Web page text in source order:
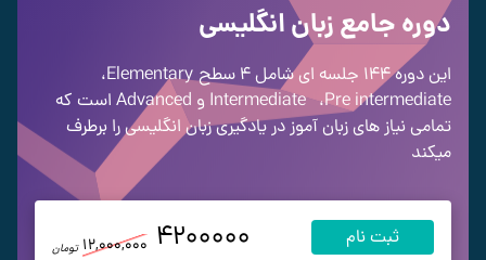
دوره جامع زبان انگلیسی
این دوره 144 جلسه ای شامل 4 سطح Elementary،
Pre intermediate، Intermediate و Advanced
است که
تمامی نیاز های زبان آموز در یادگیری زبان انگلیسی را برطرف
میکند
ثبت نام 4200000
12,000,000 تومان